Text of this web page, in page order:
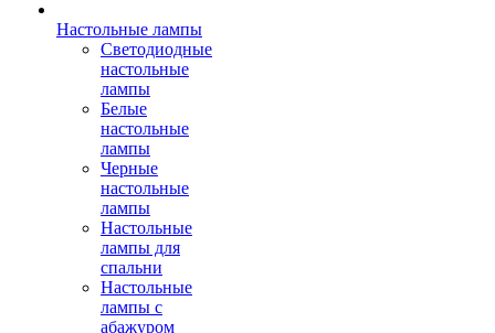
Настольные лампы
Светодиодные
настольные
лампы
Белые
настольные
лампы
Черные
настольные
лампы
Настольные
лампы для
спальни
Настольные
лампы с
абажуром